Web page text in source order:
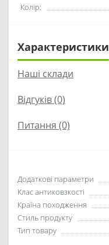
Колір:
Характеристики
Наші склади
Відгуків (0)
Питання (0)
Додаткові параметри
Клас антиковзкості
Країна походження
Стиль продукту
Тип товару